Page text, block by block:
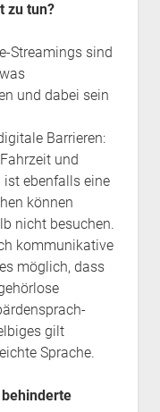
zu tun?
Streamings sind
und dabei sein
Barrieren:
und
ist ebenfalls eine
können
nicht besuchen.
kommunikative
möglich, dass
gilt
Sprache.